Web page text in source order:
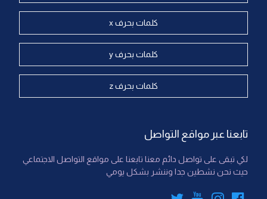
كلمات بحرف x
كلمات بحرف y
كلمات بحرف z
تابعنا عبر مواقع التواصل
لكي تبقى على تواصل دائم معنا تابعنا على مواقع التواصل الاجتماعي
حيث نحن نشطين جدا وننشر بشكل يومي